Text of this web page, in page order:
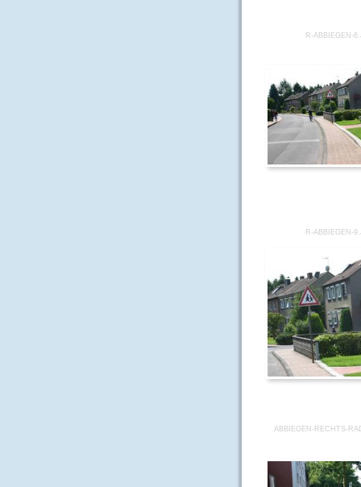
R-ABBIEGEN-
R-ABBIEGEN-
ABBIEGEN-RECHTS-